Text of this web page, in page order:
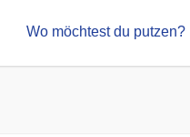
Wo möchtest du putzen?